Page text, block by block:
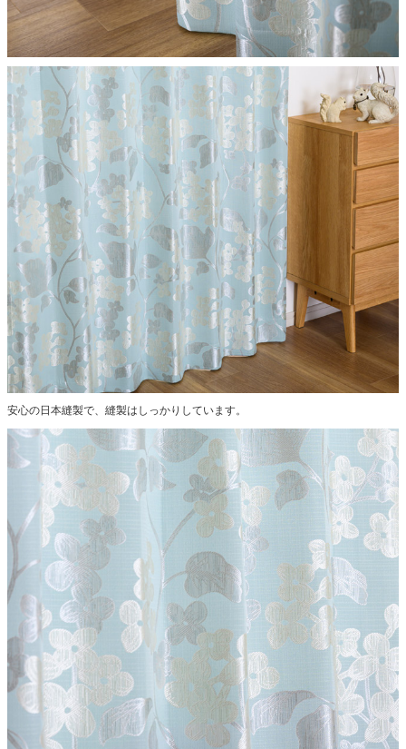
安心の日本縫製で、縫製はしっかりしています。